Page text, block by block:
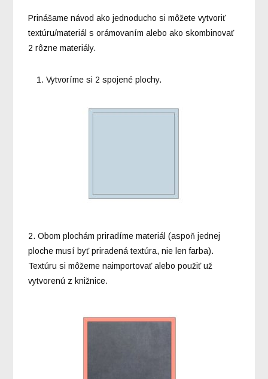
Prinášame návod ako jednoducho si môžete vytvoriť
textúru/materiál s orámovaním alebo ako skombinovať
2 rôzne materiály.
Vytvoríme si 2 spojené plochy.
2. Obom plochám priradíme materiál (aspoň jednej
ploche musí byť priradená textúra, nie len farba).
Textúru si môžeme naimportovať alebo použiť už
vytvorenú z knižnice.